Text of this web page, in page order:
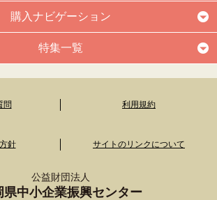
購入ナビゲーション
特集一覧
問 利用規約
針 サイトのリンクについて
公益財団法人
県中小企業振興センター